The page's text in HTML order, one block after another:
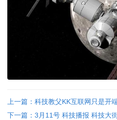
上一篇：科技教父KK互联网只是开
现实 ...
下一篇：3月11号 科技播报 科技大